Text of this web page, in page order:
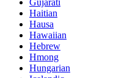
Haitian
Hausa
Hawaiian
Hebrew
Hmong
Hungarian